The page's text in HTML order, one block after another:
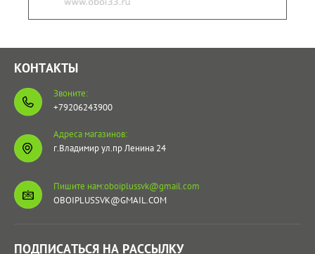
КОНТАКТЫ
Звоните:
+79206243900
Адреса магазинов:
г.Владимир ул.пр Ленина 24
Пишите нам:oboiplussvk@gmail.com
OBOIPLUSSVK@GMAIL.COM
ПОДПИСАТЬСЯ НА РАССЫЛКУ